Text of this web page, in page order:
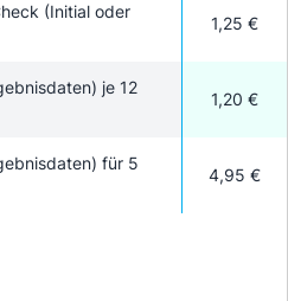
(Initial oder
1,25 €
je 12
1,20 €
für 5
4,95 €